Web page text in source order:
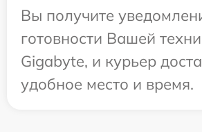
Вы получите
готовности Вашей
Gigabyte, и курьер
удобное место и время.